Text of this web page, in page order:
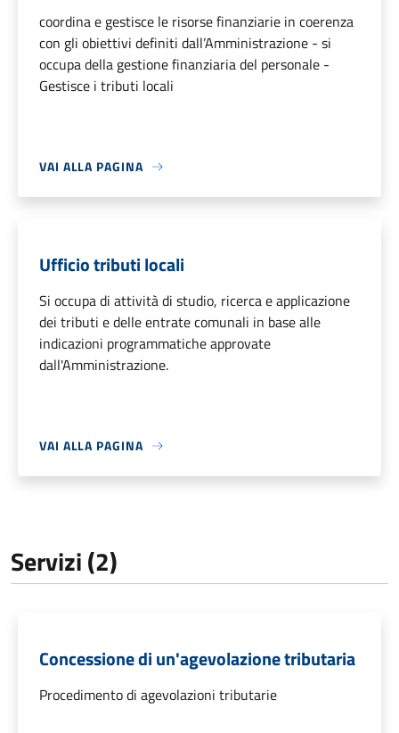
coordina e gestisce le risorse finanziarie in coerenza
con gli obiettivi definiti dall’Amministrazione - si
occupa della gestione finanziaria del personale -
Gestisce i tributi locali
VAI ALLA PAGINA
Ufficio tributi locali
Si occupa di attività di studio, ricerca e applicazione
dei tributi e delle entrate comunali in base alle
indicazioni programmatiche approvate
dall'Amministrazione.
VAI ALLA PAGINA
Servizi (2)
Concessione di un'agevolazione tributaria
Procedimento di agevolazioni tributarie